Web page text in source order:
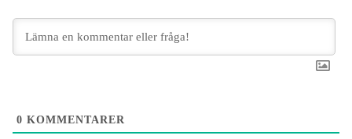
0 KOMMENTARER